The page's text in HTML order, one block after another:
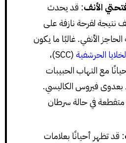
الأنف: قد يحدث
نتيجة لقرحة نازفة على
الأنفي. غالبًا ما يكون
الحرشفية
(SCC)،
مع التهاب الحبيبات
بعدوى فيروس الكاليسي.
متقطعة في حالة سرطان
: قد تظهر أحيانًا بعلامات